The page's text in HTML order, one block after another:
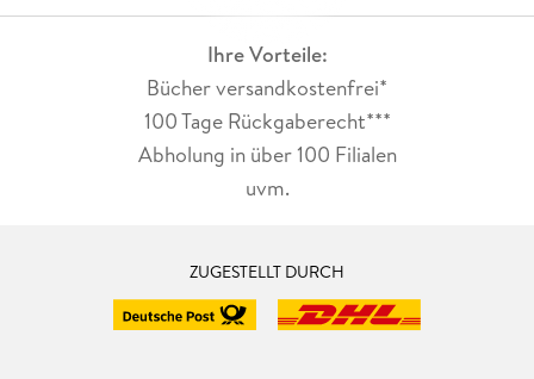
Ihre Vorteile:
Bücher versandkostenfrei*
100 Tage Rückgaberecht***
Abholung in über 100 Filialen
uvm.
ZUGESTELLT DURCH